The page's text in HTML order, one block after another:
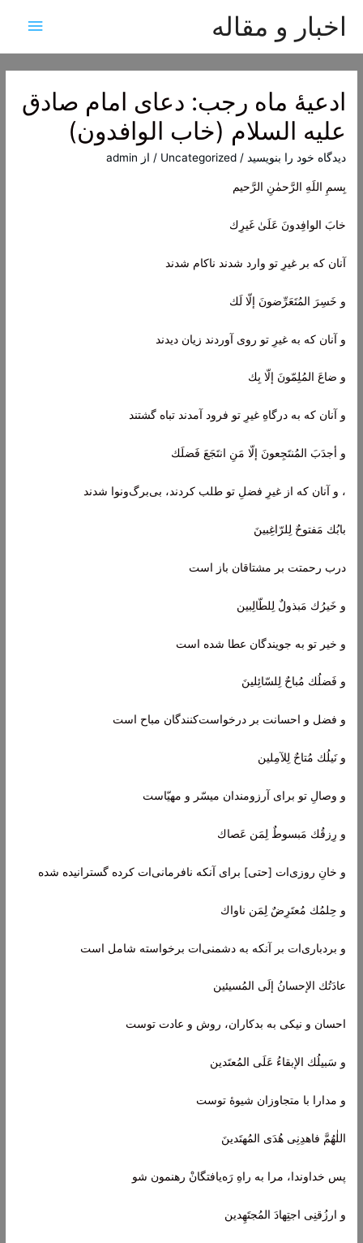
اخبار و مقاله
اصلی
ادعیۀ ماه رجب: دعای امام صادق
علیه السلام (خاب الوافدون)
دیدگاه‌ خود را بنویسید /
Uncategorized / از admin
بِسمِ اللَهِ الرَّحمٰنِ الرَّحيم
خابَ الوافِدونَ عَلَىٰ غَيرِك
آنان که بر غیرِ تو وارد شدند ناکام شدند
و خَسِرَ المُتَعَرِّضونَ إلّا لَك
و آنان که به غیرِ تو روی آوردند زیان دیدند
و ضاعَ المُلِمّونَ إلّا بِك
و آنان که به درگاهِ غیرِ تو فرود آمدند تباه گشتند
و أجدَبَ المُنتَجِعونَ إلّا مَنِ انتَجَعَ فَضلَك
، و آنان که از غیرِ فضلِ تو طلب کردند، بی‌برگ‌و‌نوا شدند
بابُك مَفتوحٌ لِلرّاغِبينَ
درب رحمتت بر مشتاقان باز است
و خَيرُك مَبذولٌ لِلطّالِبين
و خیر تو به جویندگان عطا شده است
و فَضلُك مُباحٌ لِلسّائِلينَ
و فضل و احسانت بر درخواست‌کنندگان مباح است
و نَيلُك مُتاحٌ لِلآمِلين
و وصالِ تو برای آرزومندان میسّر و مهیّاست
و رِزقُك مَبسوطٌ لِمَن عَصاك
و خانِ روزی‌ات [حتی] برای آنکه نافرمانی‌ات کرده گسترانیده شده
و حِلمُك مُعتَرِضٌ لِمَن ناواك
و بردباری‌ات بر آنکه به دشمنی‌ات برخواسته شامل است
عادَتُك الإحسانُ إلَى المُسيئين
احسان و نیکی به بدکاران، روش و عادت توست
و سَبيلُك الإبقاءُ عَلَى المُعتَدين
و مدارا با متجاوزان شیوۀ توست
اللٰهُمَّ فاهدِنِى هُدَى المُهتَدينَ
پس خداوندا، مرا به راهِ رَه‌یافتگانْ رهنمون شو
و ارزُقنِى اجتِهادَ المُجتَهِدين